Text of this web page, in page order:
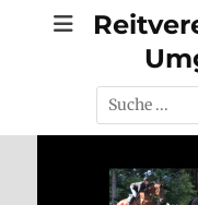
Suche
nach: